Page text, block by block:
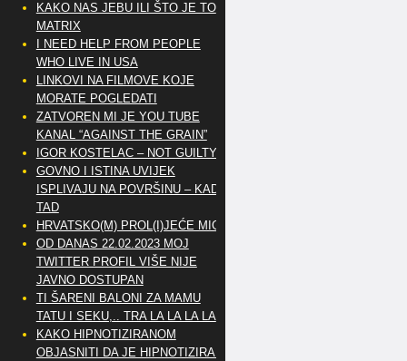
KAKO NAS JEBU ILI ŠTO JE TO
MATRIX
I NEED HELP FROM PEOPLE
WHO LIVE IN USA
LINKOVI NA FILMOVE KOJE
MORATE POGLEDATI
ZATVOREN MI JE YOU TUBE
KANAL “AGAINST THE GRAIN”
IGOR KOSTELAC – NOT GUILTY
GOVNO I ISTINA UVIJEK
ISPLIVAJU NA POVRŠINU – KAD
TAD
HRVATSKO(M) PROL(I)JEĆE MIG
OD DANAS 22.02.2023 MOJ
TWITTER PROFIL VIŠE NIJE
JAVNO DOSTUPAN
TI ŠARENI BALONI ZA MAMU
TATU I SEKU,.. TRA LA LA LA LA
KAKO HIPNOTIZIRANOM
OBJASNITI DA JE HIPNOTIZIRAN